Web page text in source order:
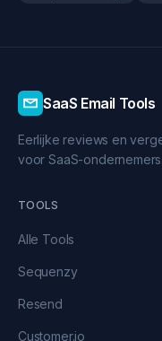
SaaS Email Tools
Eerlijke reviews en
voor SaaS-
TOOLS
Alle Tools
Sequenzy
Resend
Customer.io